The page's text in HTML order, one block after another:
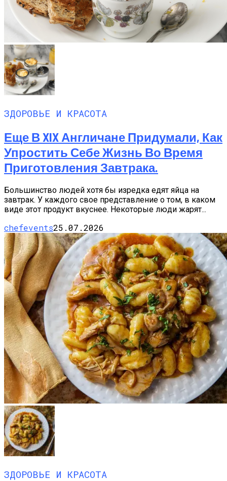
ЗДОРОВЬЕ И КРАСОТА
Еще В XIX Англичане Придумали, Как
Упростить Себе Жизнь Во Время
Приготовления Завтрака.
Большинство людей хотя бы изредка едят яйца на
завтрак. У каждого свое представление о том, в каком
виде этот продукт вкуснее. Некоторые люди жарят...
chefevents25.07.2026
ЗДОРОВЬЕ И КРАСОТА